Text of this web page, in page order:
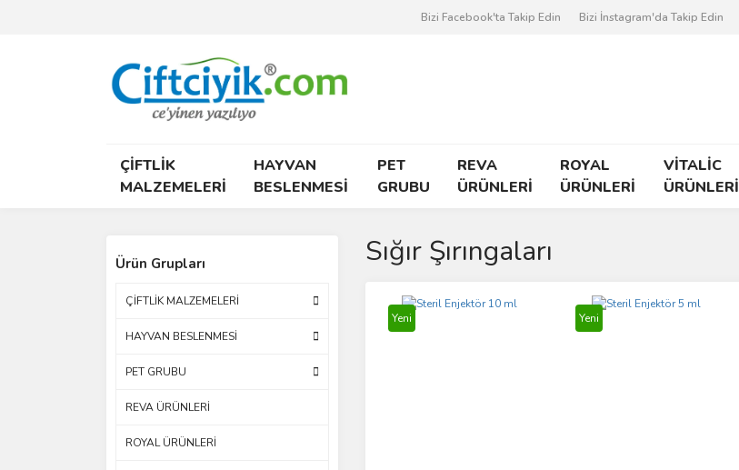
Bizi Facebook'ta Takip Edin Bizi İnstagram'da Takip Edin
ÇİFTLİK
MALZEMELERİ
HAYVAN
BESLENMESİ
PET
GRUBU
REVA
ÜRÜNLERİ
ROYAL
ÜRÜNLERİ
VİTALİC
ÜRÜNLERİ
Ürün Grupları
ÇİFTLİK MALZEMELERİ
HAYVAN BESLENMESİ
PET GRUBU
REVA ÜRÜNLERİ
ROYAL ÜRÜNLERİ
Sığır Şırıngaları
Yeni Yeni